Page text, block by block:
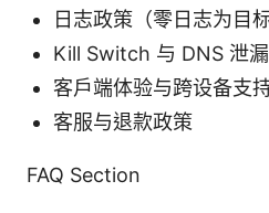
日志政策（零日志为目标
Kill Switch 与 DNS 泄
客户端体验与跨设备支
客服与退款政策
FAQ Section